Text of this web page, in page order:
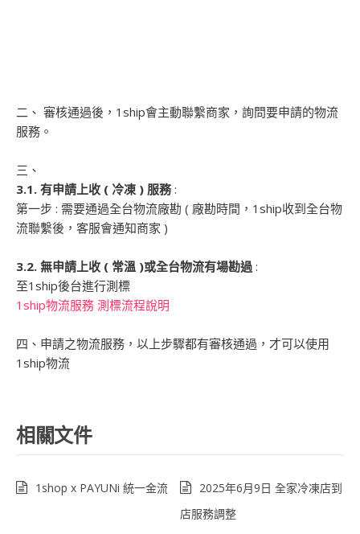
二、 審核通過後，1ship會主動聯繫商家，詢問要申請的物流
服務。
三、
3.1. 有申請上收 ( 冷凍 ) 服務:
第一步 : 需要通過全台物流廠勘 ( 廠勘時間，1ship收到全台物
流聯繫後，客服會通知商家 )
3.2. 無申請上收 ( 常溫 )或全台物流有場勘過 :
至1ship後台進行測標
1ship物流服務 測標流程說明
四、申請之物流服務，以上步驟都有審核通過，才可以使用
1ship物流
相關文件
1shop x PAYUNi 統一金流
2025年6月9日 全家冷凍店到
店服務調整